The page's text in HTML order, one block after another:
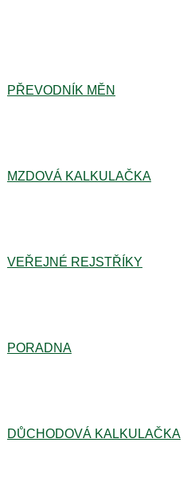
PŘEVODNÍK MĚN
MZDOVÁ KALKULAČKA
VEŘEJNÉ REJSTŘÍKY
PORADNA
DŮCHODOVÁ KALKULAČKA